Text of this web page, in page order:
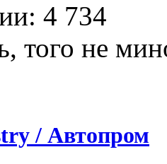
4 734
того не
/ Автопром